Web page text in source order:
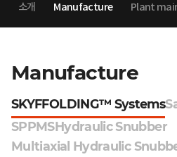
소개 Manufacture Plant
Manufacture
SKYFFOLDING™ Systems
SPPMSHydraulic Snubber
Multiaxial Hydraulic